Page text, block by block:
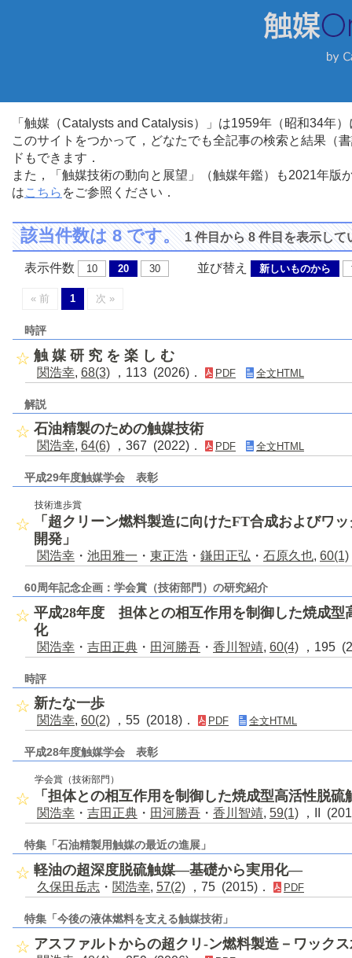
「触媒（Catalysts and Catalysis）」は1959年（昭和34年
このサイトをつかって，どなたでも全記事の検索と結果（
ドもできます．
また，「触媒技術の動向と展望」（触媒年鑑）も2021年
はこちら をご参照ください．
該当件数は 8 です。1 件目から 8 件目を表示して
表示件数 10 20 30 並び替え 新しいものから
« 前 1 次 »
時評
触 媒 研 究 を 楽 し む
関浩幸, 68(3) ，113 (2026)． PDF 全文HTML
解説
石油精製のための触媒技術
関浩幸, 64(6) ，367 (2022)． PDF 全文HTML
平成29年度触媒学会 表彰
技術進歩賞
「超クリーン燃料製造に向けたFT合成およびワ
開発」
関浩幸 ・ 池田雅一 ・ 東正浩 ・ 鎌田正弘 ・ 石原久也, 60(1)
60周年記念企画：学会賞（技術部門）の研究紹介
平成28年度 担体との相互作用を制御した焼成型
化
関浩幸 ・ 吉田正典 ・ 田河勝吾 ・ 香川智靖, 60(4) ，195
時評
新たな一歩
関浩幸, 60(2) ，55 (2018)． PDF 全文HTML
平成28年度触媒学会 表彰
学会賞（技術部門）
「担体との相互作用を制御した焼成型高活性脱
関浩幸 ・ 吉田正典 ・ 田河勝吾 ・ 香川智靖, 59(1) ，II
特集「石油精製用触媒の最近の進展」
軽油の超深度脱硫触媒―基礎から実用化―
久保田岳志 ・ 関浩幸, 57(2) ，75 (2015)． PDF
特集「今後の液体燃料を支える触媒技術」
アスファルトからの超クリ-ン燃料製造－ワック